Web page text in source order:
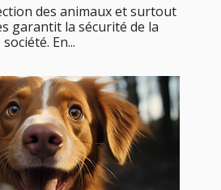
des animaux et surtout
garantit la sécurité de la
société. En...